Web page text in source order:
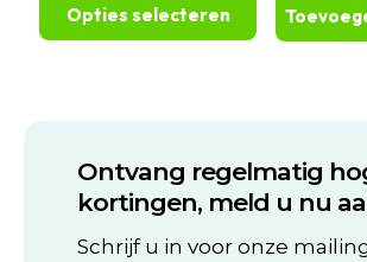
kan
gekozen
kan
gekozen
€234,99
Opties selecteren
Deze
optie
gekozen
Ontvang regelmatig
kortingen, meld u nu
Schrijf u in voor onze